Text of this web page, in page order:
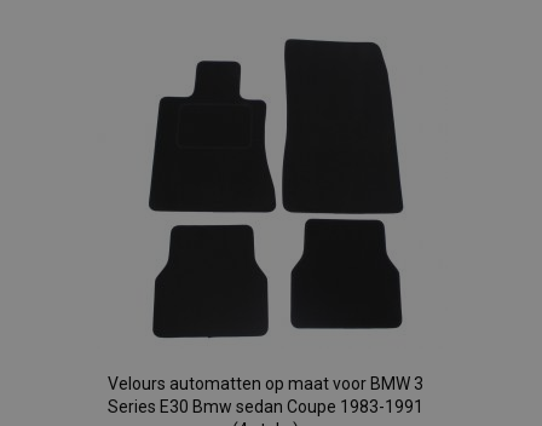
aan
verlanglijst
Velours automatten op maat voor BMW 3
Series E30 Bmw sedan Coupe 1983-1991